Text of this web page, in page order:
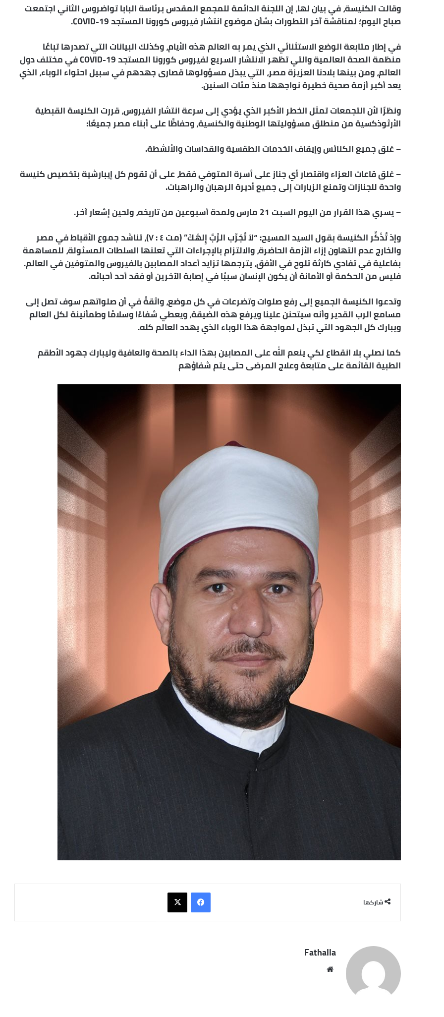
وقالت الكنيسة، في بيان لها، إن اللجنة الدائمة للمجمع المقدس برئاسة البابا تواضروس الثاني اجتمعت
صباح اليوم؛ لمناقشة آخر التطورات بشأن موضوع انتشار فيروس كورونا المستجد COVID-19.
في إطار متابعة الوضع الاستثنائي الذي يمر به العالم هذه الأيام، وكذلك البيانات التي تصدرها تباعًا
منظمة الصحة العالمية والتي تظهر الانتشار السريع لفيروس كورونا المستجد COVID-19 في مختلف دول
العالم، ومن بينها بلادنا العزيزة مصر، التي يبذل مسؤولوها قصارى جهدهم في سبيل احتواء الوباء، الذي
يعد أكبر أزمة صحية خطيرة نواجهها منذ مئات السنين.
ونظرًا لأن التجمعات تمثل الخطر الأكبر الذي يؤدي إلى سرعة انتشار الفيروس، قررت الكنيسة القبطية
الأرثوذكسية من منطلق مسؤوليتها الوطنية والكنسية، وحفاظًا على أبناء مصر جميعًا:
– غلق جميع الكنائس وإيقاف الخدمات الطقسية والقداسات والأنشطة.
– غلق قاعات العزاء واقتصار أي جناز على أسرة المتوفي فقط، على أن تقوم كل إيبارشية بتخصيص كنيسة
واحدة للجنازات وتمنع الزيارات إلى جميع أديرة الرهبان والراهبات.
– يسري هذا القرار من اليوم السبت 21 مارس ولمدة أسبوعين من تاريخه، ولحين إشعار آخر.
وإذ تُذَكِّر الكنيسة بقول السيد المسيح: “لاَ تُجَرِّب الرَّبَّ إِلهَكَ” (مت ٤ : ٧)، تناشد جموع الأقباط في مصر
والخارج عدم التهاون إزاء الأزمة الحاضرة، والالتزام بالإجراءات التي تعلنها السلطات المسئولة، للمساهمة
بفاعلية في تفادي كارثة تلوح في الأفق، يترجمها تزايد أعداد المصابين بالفيروس والمتوفين في العالم.
فليس من الحكمة أو الأمانة أن يكون الإنسان سببًا في إصابة الآخرين أو فقد أحد أحبائه.
وتدعوا الكنيسة الجميع إلى رفع صلوات وتضرعات في كل موضع، واثقةً في أن صلواتهم سوف تصل إلى
مسامع الرب القدير وأنه سيتحنن علينا ويرفع هذه الضيقة، ويعطي شفاءًا وسلامًا وطمأنينة لكل العالم
ويبارك كل الجهود التي تبذل لمواجهة هذا الوباء الذي يهدد العالم كله.
كما نصلي بلا انقطاع لكي ينعم الله على المصابين بهذا الداء بالصحة والعافية وليبارك جهود الأطقم
الطبية القائمة على متابعة وعلاج المرضى حتى يتم شفاؤهم
شاركها
فيسبوك
X
Fathalla